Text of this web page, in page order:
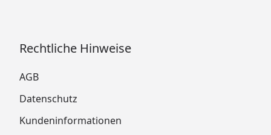
Rechtliche Hinweise
AGB
Datenschutz
Kundeninformationen